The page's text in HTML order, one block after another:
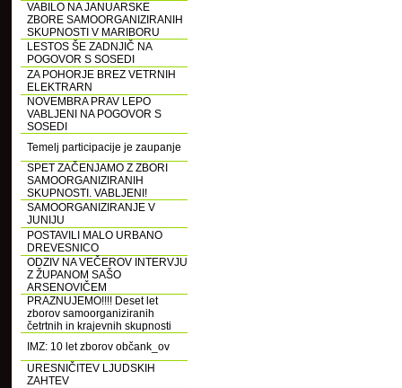
VABILO NA JANUARSKE
ZBORE SAMOORGANIZIRANIH
SKUPNOSTI V MARIBORU
LESTOS ŠE ZADNJIČ NA
POGOVOR S SOSEDI
ZA POHORJE BREZ VETRNIH
ELEKTRARN
NOVEMBRA PRAV LEPO
VABLJENI NA POGOVOR S
SOSEDI
Temelj participacije je zaupanje
SPET ZAČENJAMO Z ZBORI
SAMOORGANIZIRANIH
SKUPNOSTI. VABLJENI!
SAMOORGANIZIRANJE V
JUNIJU
POSTAVILI MALO URBANO
DREVESNICO
ODZIV NA VEČEROV INTERVJU
Z ŽUPANOM SAŠO
ARSENOVIČEM
PRAZNUJEMO!!!! Deset let
zborov samoorganiziranih
četrtnih in krajevnih skupnosti
IMZ: 10 let zborov občank_ov
URESNIČITEV LJUDSKIH
ZAHTEV